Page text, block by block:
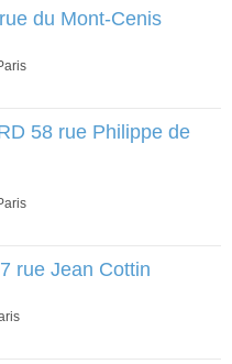
du Mont-Cenis
58 rue Philippe de
rue Jean Cottin